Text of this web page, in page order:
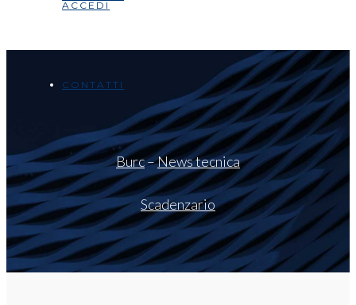
ACCEDI
CONTATTI
Burc–News tecnica
Scadenzario